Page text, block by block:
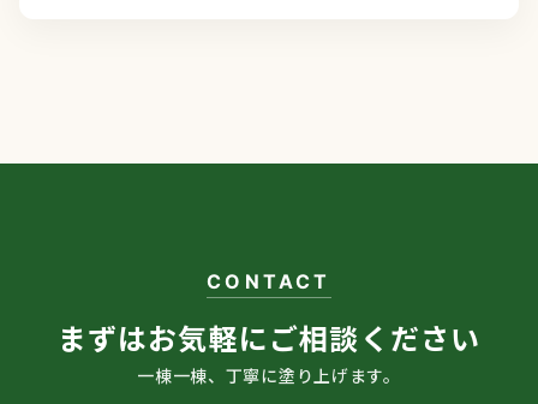
CONTACT
まずはお気軽にご相談ください
一棟一棟、丁寧に塗り上げます。